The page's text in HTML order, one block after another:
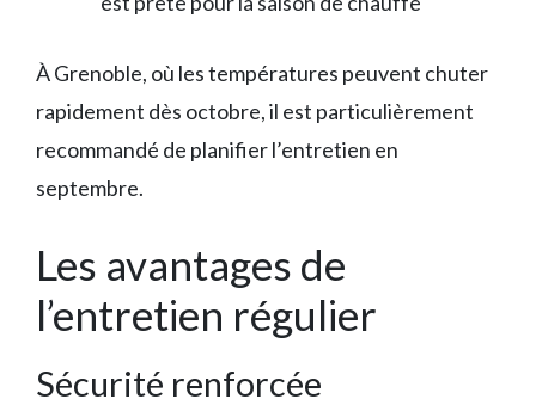
À Grenoble, où les températures peuvent chuter
rapidement dès octobre, il est particulièrement
recommandé de planifier l’entretien en
septembre.
Les avantages de
l’entretien régulier
Sécurité renforcée